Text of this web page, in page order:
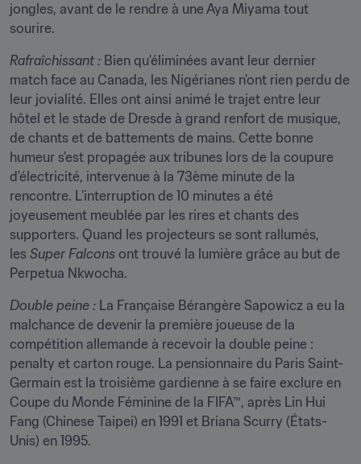
jongles, avant de le rendre à une Aya Miyama tout
sourire.
Rafraîchissant : Bien qu'éliminées avant leur dernier
match face au Canada, les Nigérianes n'ont rien perdu de
leur jovialité. Elles ont ainsi animé le trajet entre leur
hôtel et le stade de Dresde à grand renfort de musique,
de chants et de battements de mains. Cette bonne
humeur s'est propagée aux tribunes lors de la coupure
d'électricité, intervenue à la 73ème minute de la
rencontre. L'interruption de 10 minutes a été
joyeusement meublée par les rires et chants des
supporters. Quand les projecteurs se sont rallumés,
les Super Falcons ont trouvé la lumière grâce au but de
Perpetua Nkwocha.
Double peine : La Française Bérangère Sapowicz a eu la
malchance de devenir la première joueuse de la
compétition allemande à recevoir la double peine :
penalty et carton rouge. La pensionnaire du Paris Saint-
Germain est la troisième gardienne à se faire exclure en
Coupe du Monde Féminine de la FIFA™, après Lin Hui
Fang (Chinese Taipei) en 1991 et Briana Scurry (États-
Unis) en 1995.